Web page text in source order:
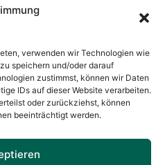
verwenden wir Technologien wie
speichern und/oder darauf
zustimmst, können wir Daten
IDs auf dieser Website verarbeiten.
oder zurückziehst, können
beeinträchtigt werden.
geschätzt wird, bei uns
gefeiert hat, war eine
und der Auszeichnung
(stolze 93 Punkte!) hat
und die Qualität, die wir in
sind angekommen.
niemals möglich gewesen.
zu einem Ort der